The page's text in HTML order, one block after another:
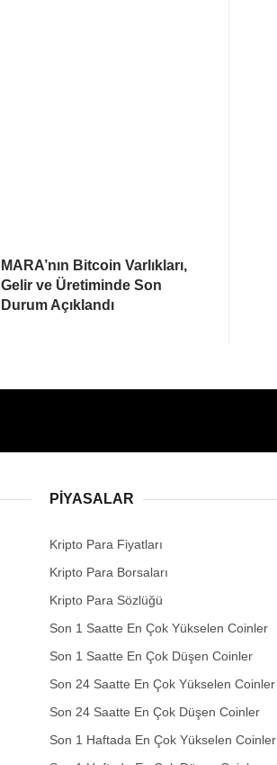
MARA’nın Bitcoin Varlıkları,
Gelir ve Üretiminde Son
Durum Açıklandı
PIYASALAR
Kripto Para Fiyatları
Kripto Para Borsaları
Kripto Para Sözlüğü
Son 1 Saatte En Çok Yükselen Coinler
Son 1 Saatte En Çok Düşen Coinler
Son 24 Saatte En Çok Yükselen Coinler
Son 24 Saatte En Çok Düşen Coinler
Son 1 Haftada En Çok Yükselen Coinler